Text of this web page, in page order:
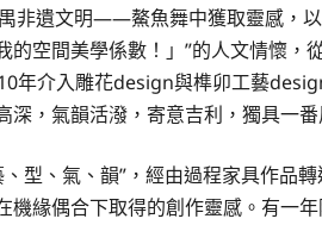
非遺文明——鰲魚舞中獲取靈感，
空間美學係數！」”的人文情懷，
年介入雕花design與榫卯工藝
，氣韻活潑，寄意吉利，獨具一番
型、氣、韻”，經由過程家具作品
緣偶合下取得的創作靈感。有一